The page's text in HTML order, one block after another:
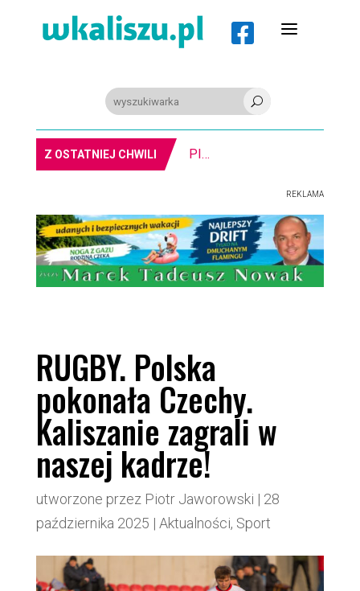
 a
U
Z OSTATNIEJ CHWILI
REKLAMA
RUGBY. Polska
pokonała Czechy.
Kaliszanie zagrali w
naszej kadrze!
utworzone przez Piotr Jaworowski | 28
października 2025 | Aktualności, Sport